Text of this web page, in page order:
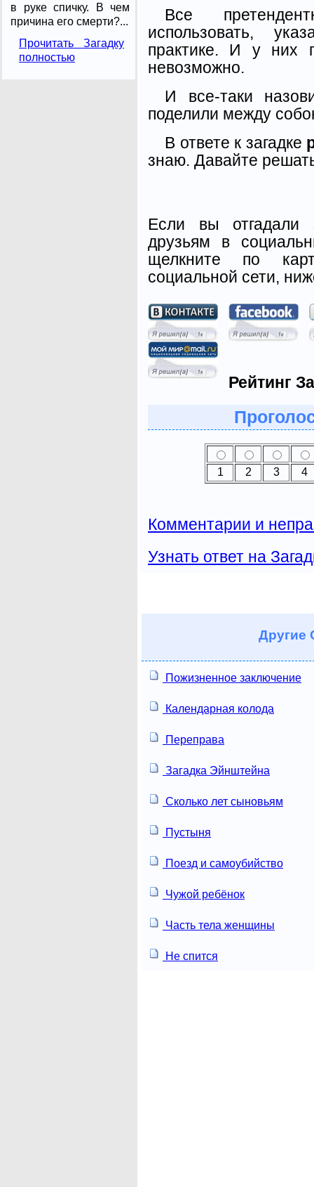
в руке спичку. В чем
причина его смерти?...
Прочитать Загадку
полностью
Все
использовать,
практике. И у них
невозможно.
И все-таки
поделили между
В ответе к загадке
знаю. Давайте
Если вы отгадали
друзьям в
щелкните по
социальной сети,
Рейтинг
1 2 3 4
Комментарии и
Узнать ответ на
Другие
Пожизненное заключение
Календарная колода
Переправа
Загадка Эйнштейна
Сколько лет сыновьям
Пустыня
Поезд и самоубийство
Чужой ребёнок
Часть тела женщины
Не спится